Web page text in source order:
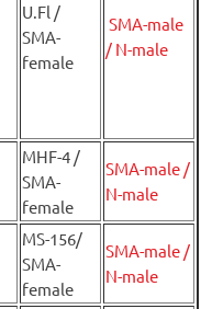
U.Fl /
SMA-
female
SMA-male
/ N-male
MHF-4 /
SMA-
female
SMA-male /
N-male
MS-156/
SMA-
female
SMA-male /
N-male